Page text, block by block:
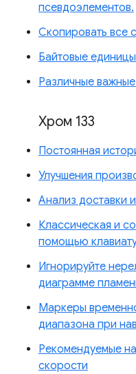
псевдоэлементов.
Скопировать все
Байтовые
Различные
Хром 133
Постоянная
Улучшения
Анализ доставки
Классическая и
помощью
Игнорируйте
диаграмме
Маркеры
диапазона при
Рекомендуемые
скорости